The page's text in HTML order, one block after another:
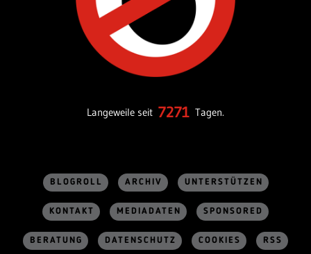
Langeweile seit 7271 Tagen.
BLOGROLL ARCHIV UNTERSTÜTZEN
KONTAKT MEDIADATEN SPONSORED
BERATUNG DATENSCHUTZ COOKIES RSS